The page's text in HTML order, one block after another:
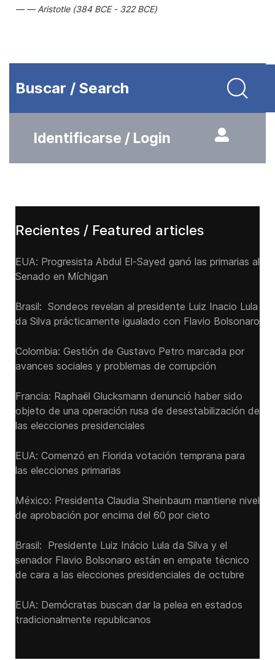
Aristotle (384 BCE - 322 BCE)
Buscar / Search
Identificarse / Login
Recientes / Featured articles
EUA: Progresista Abdul El-Sayed ganó las primarias al
Senado ‌en Míchigan
Brasil: Sondeos revelan al presidente Luiz Inacio Lula
da Silva prácticamente igualado con Flavio Bolsonaro
Colombia: Gestión de Gustavo Petro marcada por
avances sociales y problemas de corrupción
Francia: Raphaël Glucksmann denunció haber sido
objeto de una operación rusa de desestabilización de
las elecciones presidenciales
EUA: Comenzó en Florida votación temprana para
las elecciones primarias
México: Presidenta Claudia Sheinbaum mantiene nivel
de aprobación por encima del 60 por cieto
Brasil: Presidente Luiz Inácio Lula da Silva y el
senador Flavio ‌Bolsonaro están en empate técnico
de cara a las ‌elecciones presidenciales de octubre
EUA: Demócratas buscan dar la pelea en estados
tradicionalmente republicanos